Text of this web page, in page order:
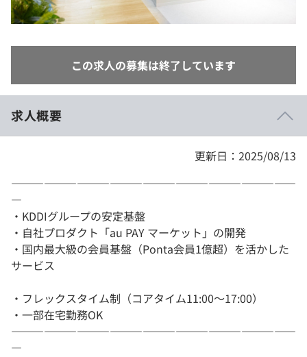
法人向けプラン
学校向けプラン
この求人の募集は終了しています
求人概要
更新日：2025/08/13
――――――――――――――――――――――――――
―
・KDDIグループの安定基盤
・自社プロダクト「au PAY マーケット」の開発
・国内最大級の会員基盤（Ponta会員1億超）を活かした
サービス
・フレックスタイム制（コアタイム11:00〜17:00）
・一部在宅勤務OK
――――――――――――――――――――――――――
―